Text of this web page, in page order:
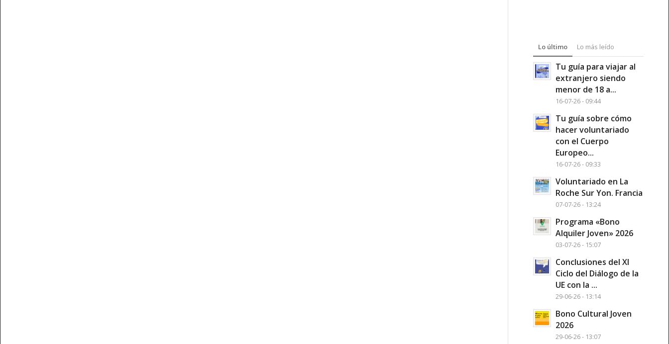
Lo último Lo más leído
Tu guía para viajar al
extranjero siendo
menor de 18 a...
16-07-26 - 09:44
Tu guía sobre cómo
hacer voluntariado
con el Cuerpo
Europeo...
16-07-26 - 09:33
Voluntariado en La
Roche Sur Yon. Francia
07-07-26 - 13:24
Programa «Bono
Alquiler Joven» 2026
03-07-26 - 15:07
Conclusiones del XI
Ciclo del Diálogo de la
UE con la ...
29-06-26 - 13:14
Bono Cultural Joven
2026
29-06-26 - 13:07